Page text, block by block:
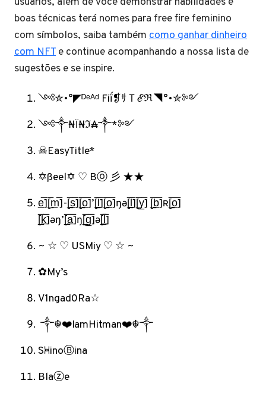
boas técnicas terá nomes para free fire feminino
com símbolos, saiba também como ganhar dinheiro
com NFT e continue acompanhando a nossa lista de
sugestões e se inspire.
༺✮•°◤ᴰᵉᴬᵈ Fiḯ❡ｻＴℰℜ◥°•✮༻
༺༒₦Ї₦ℑ₳༒*༻
☠EasyTitle*
✡ßeel✡ ♡ Bⓞ 彡 ★★
e̲̅][̲̅m̲̅]-[̲̅s̲̅][̲̅o̲̅]’[̲̅l̲̅][̲̅o̲̅]ŋə[̲̅l̲̅][̲̅y̲̅] [̲̅b̲̅]ʀ[̲̅o̲̅]
[̲̅k̲̅]əŋ’[̲̅a̲̅]ŋ[̲̅g̲̅]ə[̲̅l̲̅]
~ ☆ ♡ USMiy ♡ ☆ ~
✿My’s
V1ngad0Ra☆
༒☬❤️IamHitman❤️☬༒
SꃬinoⒷinaㅤ
Blaⓩe